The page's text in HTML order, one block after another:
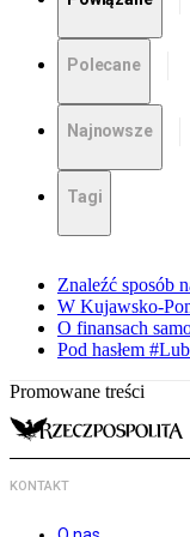
Polecane
Najnowsze
Tagi
Znaleźć sposób
W Kujawsko-
O finansach
Pod hasłem
Promowane treści
KONTAKT